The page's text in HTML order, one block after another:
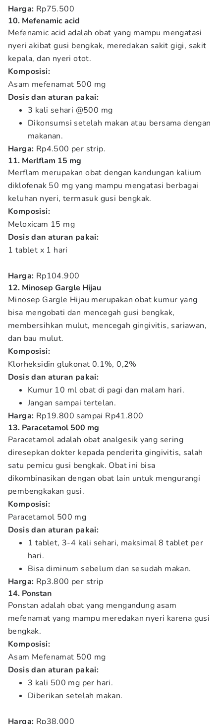
Harga: Rp75.500
10. Mefenamic acid
Mefenamic acid adalah obat yang mampu mengatasi
nyeri akibat gusi bengkak, meredakan sakit gigi, sakit
kepala, dan nyeri otot.
Komposisi:
Asam mefenamat 500 mg
Dosis dan aturan pakai:
3 kali sehari @500 mg
Dikonsumsi setelah makan atau bersama dengan
makanan.
Harga: Rp4.500 per strip.
11. Merlflam 15 mg
Merflam merupakan obat dengan kandungan kalium
diklofenak 50 mg yang mampu mengatasi berbagai
keluhan nyeri, termasuk gusi bengkak.
Komposisi:
Meloxicam 15 mg
Dosis dan aturan pakai:
1 tablet x 1 hari
Harga: Rp104.900
12. Minosep Gargle Hijau
Minosep Gargle Hijau merupakan obat kumur yang
bisa mengobati dan mencegah gusi bengkak,
membersihkan mulut, mencegah gingivitis, sariawan,
dan bau mulut.
Komposisi:
Klorheksidin glukonat 0.1%, 0,2%
Dosis dan aturan pakai:
Kumur 10 ml obat di pagi dan malam hari.
Jangan sampai tertelan.
Harga: Rp19.800 sampai Rp41.800
13. Paracetamol 500 mg
Paracetamol adalah obat analgesik yang sering
diresepkan dokter kepada penderita gingivitis, salah
satu pemicu gusi bengkak. Obat ini bisa
dikombinasikan dengan obat lain untuk mengurangi
pembengkakan gusi.
Komposisi:
Paracetamol 500 mg
Dosis dan aturan pakai:
1 tablet, 3-4 kali sehari, maksimal 8 tablet per
hari.
Bisa diminum sebelum dan sesudah makan.
Harga: Rp3.800 per strip
14. Ponstan
Ponstan adalah obat yang mengandung asam
mefenamat yang mampu meredakan nyeri karena gusi
bengkak.
Komposisi:
Asam Mefenamat 500 mg
Dosis dan aturan pakai:
3 kali 500 mg per hari.
Diberikan setelah makan.
Harga: Rp38.000